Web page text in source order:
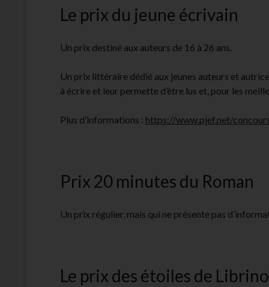
Le prix du jeune écrivain
Un prix destiné aux auteurs de 16 à 26 ans.
Un prix littéraire dédié aux jeunes auteurs et
à écrire et leur permette d’être lus et, pour les
Plus d’informations : https://www.pjef.net/
Prix 20 minutes du Roman
Un prix régulier, mais qui ne présente pas
Le prix des étoiles de